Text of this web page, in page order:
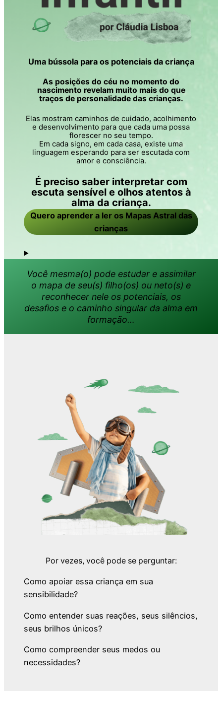
Uma bússola para os potenciais da criança
As posições do céu no momento do
nascimento revelam muito mais do que
traços de personalidade das crianças.
Elas mostram caminhos de cuidado, acolhimento
e desenvolvimento para que cada uma possa
florescer no seu tempo.
Em cada signo, em cada casa, existe uma
linguagem esperando para ser escutada com
amor e consciência.
É preciso saber interpretar com
escuta sensível e olhos atentos à
alma da criança.
Quero aprender a ler os Mapas Astral das
crianças
Você mesma(o) pode estudar e assimilar
o mapa de seu(s) filho(os) ou neto(s) e
reconhecer nele os potenciais, os
desafios e o caminho singular da alma em
formação…
Por vezes, você pode se perguntar:
Como apoiar essa criança em sua
sensibilidade?
Como entender suas reações, seus silêncios,
seus brilhos únicos?
Como compreender seus medos ou
necessidades?